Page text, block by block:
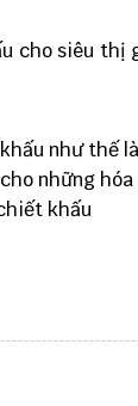
cho siêu
như thế
những
khấu